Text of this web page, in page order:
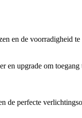
en de voorradigheid
en upgrade om
de perfecte